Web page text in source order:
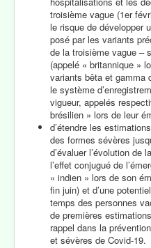
troisième vague (1er
le risque de développer
posé par les variants
de la troisième vague –
(appelé « britannique »
variants bêta et gamma
le système
vigueur, appelés
brésilien » lors de leur
d’étendre les
des formes sévères
d’évaluer l’évolution de
l’effet conjugué de
« indien » lors de son
fin juin) et d’une
temps des personnes
de premières
rappel dans la
et sévères de Covid-19.